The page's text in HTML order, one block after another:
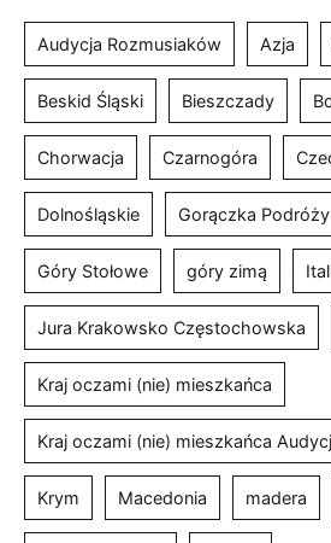
Audycja Rozmusiaków Azja
Beskid Śląski Bieszczady
Chorwacja Czarnogóra
Dolnośląskie Gorączka Podróży
Góry Stołowe góry zimą
Jura Krakowsko Częstochowska
Kraj oczami (nie) mieszkańca
Kraj oczami (nie) mieszkańca
Krym Macedonia madera